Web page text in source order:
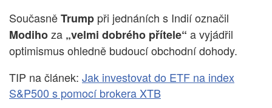
SoučasněTrump při jednáních s Indií označil
Modihoza „velmi dobrého přítele“ a vyjádřil
optimismus ohledně budoucí obchodní dohody.
TIP na článek: Jak investovat do ETF na index
S&P500 s pomocí brokera XTB